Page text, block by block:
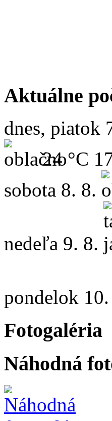
Aktuálne
dnes, piatok
24 °C
sobota 8. 8.
nedeľa 9. 8.
pondelok
Fotogaléria
Náhodná